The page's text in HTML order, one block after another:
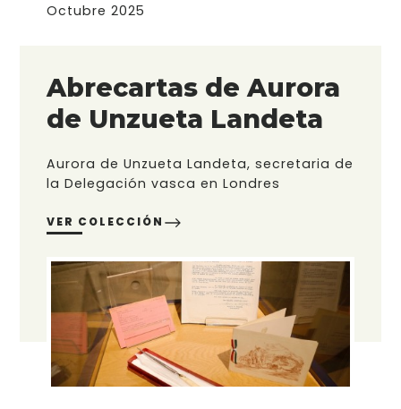
Octubre 2025
Abrecartas de Aurora
de Unzueta Landeta
Aurora de Unzueta Landeta, secretaria de
la Delegación vasca en Londres
VER COLECCIÓN